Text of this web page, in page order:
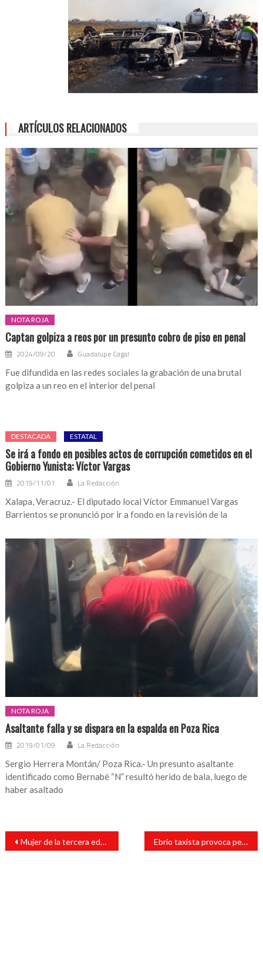
ARTÍCULOS RELACIONADOS
NOTA ROJA
Captan golpiza a reos por un presunto cobro de piso en penal
2024/09/20 Guadalupe Cagal
Fue difundida en las redes sociales la grabación de una brutal
golpiza a un reo en el interior del penal
DESTACADA ESTATAL
Se irá a fondo en posibles actos de corrupción cometidos en el
Gobierno Yunista: Víctor Vargas
2019/11/01 La Redacción
Xalapa, Veracruz.- El diputado local Víctor Emmanuel Vargas
Barrientos se pronunció por ir a fondo en la revisión de la
NOTA ROJA
Asaltante falla y se dispara en la espalda en Poza Rica
2019/01/09 La Redacción
Sergio Herrera Montán/ Poza Rica.- Un presunto asaltante
identificado como Bernabé “N” resultó herido de bala, luego de
haber asaltado
Navegación
entradas
Mujer de la tercera edad pierde la vida al caer a una cisterna Ebrio taxista provoca percance vial